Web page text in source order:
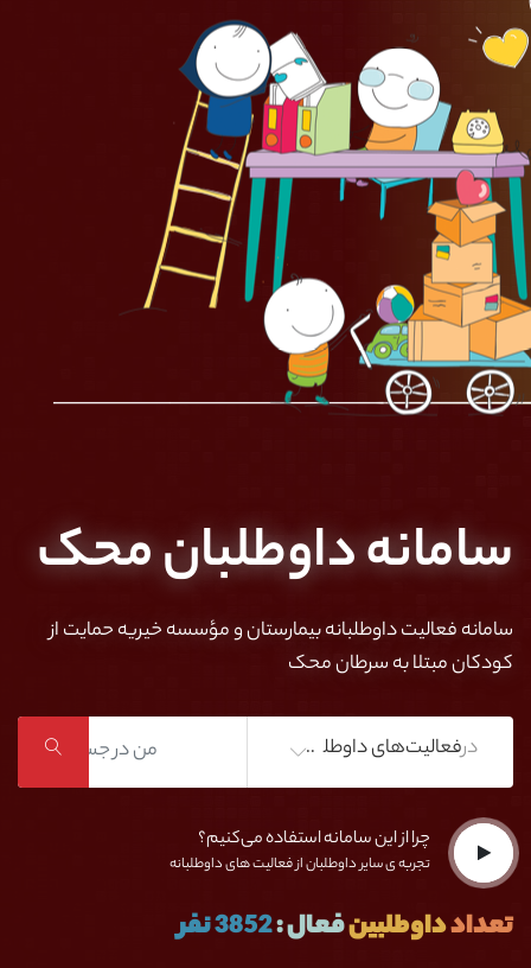
سامانه داوطلبان محک
سامانه فعالیت داوطلبانه بیمارستان و مؤسسه خیریه حمایت از
کودکان مبتلا به سرطان محک
درفعالیت‌های داوطلبانه
چرا از این سامانه استفاده می‌کنیم؟
تجربه ی سایر داوطلبان از فعالیت های داوطلبانه
تعدادداوطلبینفعال :3852 نفر